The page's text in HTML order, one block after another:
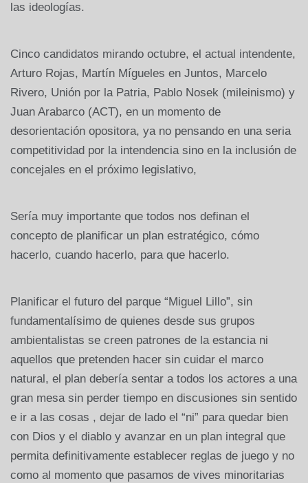
las ideologías.
Cinco candidatos mirando octubre, el actual intendente,
Arturo Rojas, Martín Mígueles en Juntos, Marcelo
Rivero, Unión por la Patria, Pablo Nosek (mileinismo) y
Juan Arabarco (ACT), en un momento de
desorientación opositora, ya no pensando en una seria
competitividad por la intendencia sino en la inclusión de
concejales en el próximo legislativo,
Sería muy importante que todos nos definan el
concepto de planificar un plan estratégico, cómo
hacerlo, cuando hacerlo, para que hacerlo.
Planificar el futuro del parque “Miguel Lillo”, sin
fundamentalísimo de quienes desde sus grupos
ambientalistas se creen patrones de la estancia ni
aquellos que pretenden hacer sin cuidar el marco
natural, el plan debería sentar a todos los actores a una
gran mesa sin perder tiempo en discusiones sin sentido
e ir a las cosas , dejar de lado el “ni” para quedar bien
con Dios y el diablo y avanzar en un plan integral que
permita definitivamente establecer reglas de juego y no
como al momento que pasamos de vives minoritarias